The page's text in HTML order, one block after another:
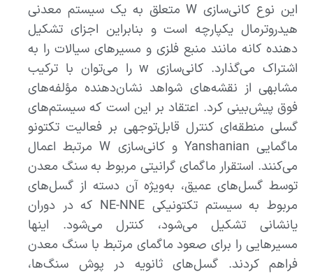
این نوع کانی‌سازی W متعلق به یک سیستم معدنی
هیدروترمال یکپارچه است و بنابراین اجزای تشکیل
دهنده کانه مانند منبع فلزی و مسیرهای سیالات را به
اشتراک می‌گذارد. کانی‌سازی w را می‌توان با ترکیب
مشابهی از نقشه‌های شواهد نشان‌دهنده مؤلفه‌های
فوق پیش‌بینی کرد. اعتقاد بر این است که سیستم‌های
گسلی منطقه‌ای کنترل قابل‌توجهی بر فعالیت تکتونو
ماگمایی Yanshanian و کانی‌سازی W مرتبط اعمال
می‌کنند. استقرار ماگمای گرانیتی مربوط به سنگ معدن
توسط گسل‌های عمیق، به‌ویژه آن دسته از گسل‌های
مربوط به سیستم تکتونیکی NE-NNE که در دوران
یانشانی تشکیل می‌شود، کنترل می‌شود. اینها
مسیرهایی را برای صعود ماگمای مرتبط با سنگ معدن
فراهم کردند. گسل‌های ثانویه در پوش سنگ‌ها،